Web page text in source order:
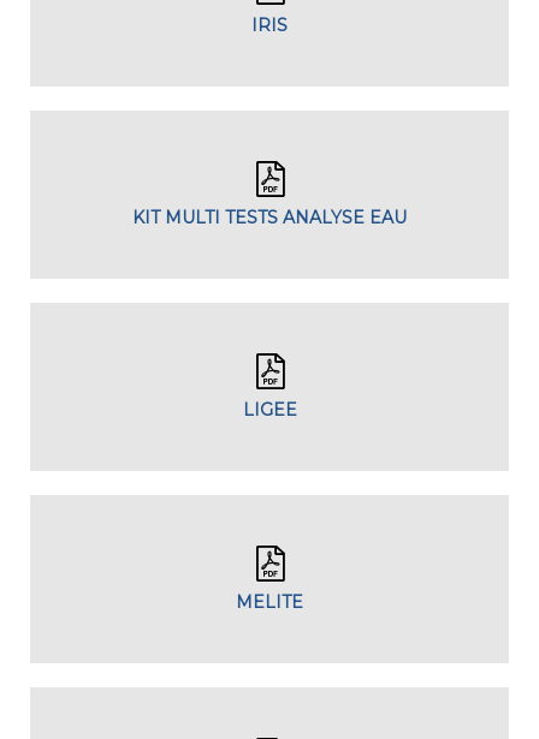
IRIS
KIT MULTI TESTS ANALYSE EAU
LIGEE
MELITE